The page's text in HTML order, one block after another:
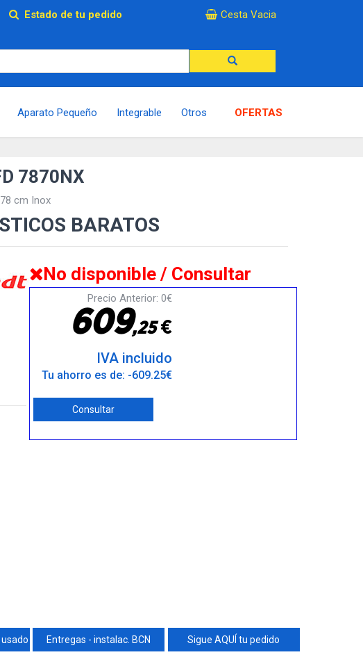
Estado de tu pedido Cesta Vacia
Aparato Pequeño Integrable Otros OFERTAS
7870NX
cm Inox
BARATOS
No disponible / Consultar
Precio Anterior: 0€
609,25€
IVA incluido
Tu ahorro es de: -609.25€
Consultar
Entregas - instalac. BCN Sigue AQUÍ tu pedido